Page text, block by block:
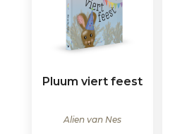
Pluum viert feest
Alien van Nes